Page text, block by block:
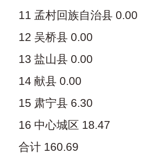
11 孟村回族自治县 0.00
12 吴桥县 0.00
13 盐山县 0.00
14 献县 0.00
15 肃宁县 6.30
16 中心城区 18.47
合计 160.69